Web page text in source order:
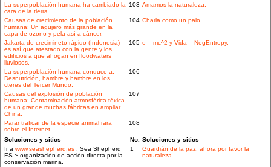
La superpoblación humana ha cambiado la
cara de la tierra.
103 Amamos la naturaleza.
Causas de crecimiento de la población
humana: Un agujero más grande en la
capa de ozono y pela así a cáncer.
104 Charla como un palo.
Jakarta de crecimineto rápido (Indonesia)
es así que atestado con la gente y los
edificios a que ahogan en floodwaters
lluviosos.
105 e = mc^2 y Vida = NegEntropy.
La superpoblación humana conduce a:
Desnutrición, hambre y hambre en los
cteres del Tercer Mundo.
106
Causas del explosión de población
humana: Contaminación atmosférica tóxica
de un grande muchas fábricas en ampliar
China.
107
Parar traficar de la especie animal rara
sobre el Internet.
108
Soluciones y sitios No. Soluciones y sitios
Ir a www.seashepherd.es : Sea Shepherd
ES ~ organización de acción directa por la
conservación marina.
1
Guardián de la paz, ahora por favor la
naturaleza.